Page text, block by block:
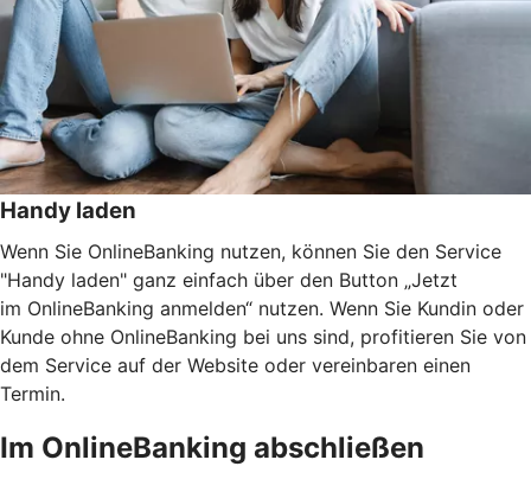
Handy laden
Wenn Sie OnlineBanking nutzen, können Sie den Service
"Handy laden" ganz einfach über den Button „Jetzt
im OnlineBanking anmelden“ nutzen. Wenn Sie Kundin oder
Kunde ohne OnlineBanking bei uns sind, profitieren Sie von
dem Service auf der Website oder vereinbaren einen
Termin.
Im OnlineBanking abschließen